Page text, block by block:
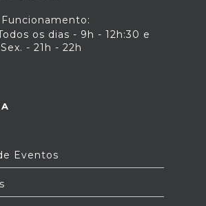
os dias - 9h - 12h:30 e
- 21h - 22h
Eventos